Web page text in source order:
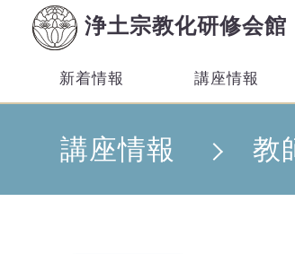
浄土宗教化研修会館
新着情報 講座情報
講座情報 教